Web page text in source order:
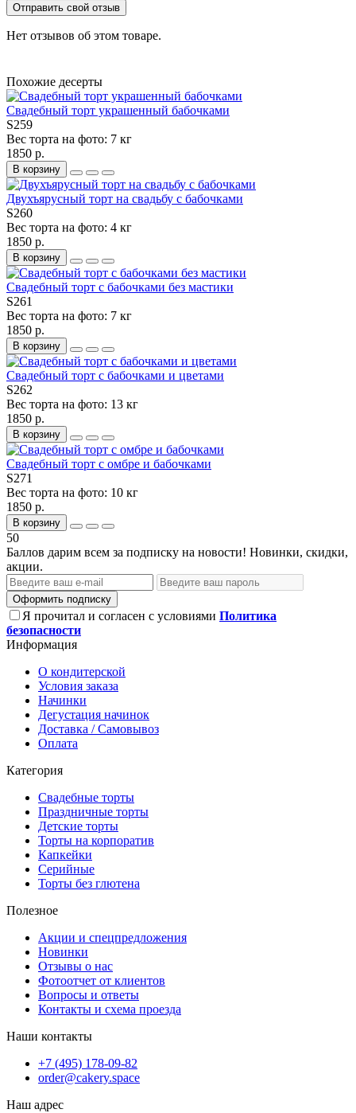
Отправить свой отзыв
Нет отзывов об этом товаре.
Похожие десерты
Свадебный торт украшенный бабочками
S259
Вес торта на фото: 7 кг
1850 р.
В корзину
Двухъярусный торт на свадьбу с бабочками
S260
Вес торта на фото: 4 кг
1850 р.
В корзину
Свадебный торт с бабочками без мастики
S261
Вес торта на фото: 7 кг
1850 р.
В корзину
Свадебный торт с бабочками и цветами
S262
Вес торта на фото: 13 кг
1850 р.
В корзину
Свадебный торт с омбре и бабочками
S271
Вес торта на фото: 10 кг
1850 р.
В корзину
50
Баллов дарим всем за подписку на новости! Новинки, скидки,
акции.
Оформить подписку
Я прочитал и согласен с условиями Политика
безопасности
Информация
О кондитерской
Условия заказа
Начинки
Дегустация начинок
Доставка / Самовывоз
Оплата
Категория
Свадебные торты
Праздничные торты
Детские торты
Торты на корпоратив
Капкейки
Серийные
Торты без глютена
Полезное
Акции и спецпредложения
Новинки
Отзывы о нас
Фотоотчет от клиентов
Вопросы и ответы
Контакты и схема проезда
Наши контакты
+7 (495) 178-09-82
order@cakery.space
Наш адрес